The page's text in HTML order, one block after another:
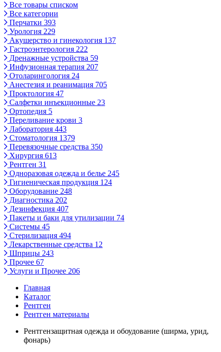
Все товары списком
Все категории
Перчатки 393
Урология 229
Акушерство и гинекология 137
Гастроэнтерология 222
Дренажные устройства 59
Инфузионная терапия 207
Отоларингология 24
Анестезия и реанимация 705
Проктология 47
Салфетки инъекционные 23
Ортопедия 5
Переливание крови 3
Лаборатория 443
Стоматология 1379
Перевязочные средства 350
Хирургия 613
Рентген 31
Одноразовая одежда и белье 245
Гигиеническая продукция 124
Оборудование 248
Диагностика 202
Дезинфекция 407
Пакеты и баки для утилизации 74
Системы 45
Стерилизация 494
Лекарственные средства 12
Шприцы 243
Прочее 67
Услуги и Прочее 206
Главная
Каталог
Рентген
Рентген материалы
Рентгензащитная одежда и обоудование (ширма, урид,
фонарь)